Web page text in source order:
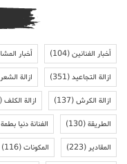
أخبار الفنانين(104) أخبار
ازالة التجاعيد(351) ازالة
ازالة الكرش(137) ازالة الكلف(140)
الطريقة(130) الفنانة دنيا بطمة
المقادير(223) المكونات(116)